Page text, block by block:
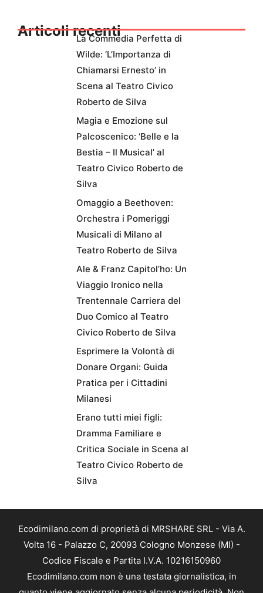
Articoli recentiLa Commedia Perfetta di
Wilde: ‘L’Importanza di
Chiamarsi Ernesto’ in
Scena al Teatro Civico
Roberto de Silva
Magia e Emozione sul
Palcoscenico: ‘Belle e la
Bestia – Il Musical’ al
Teatro Civico Roberto de
Silva
Omaggio a Beethoven:
Orchestra i Pomeriggi
Musicali di Milano al
Teatro Roberto de Silva
Ale & Franz Capitol’ho: Un
Viaggio Ironico nella
Trentennale Carriera del
Duo Comico al Teatro
Civico Roberto de Silva
Esprimere la Volontà di
Donare Organi: Guida
Pratica per i Cittadini
Milanesi
Erano tutti miei figli:
Dramma Familiare e
Critica Sociale in Scena al
Teatro Civico Roberto de
Silva
Ecodimilano.com di proprietà di MRSHARE SRL - Via A.
Volta 16 - Palazzo C, 20093 Cologno Monzese (MI) -
Codice Fiscale e Partita I.V.A. 10216150960
Ecodimilano.com non è una testata giornalistica, in